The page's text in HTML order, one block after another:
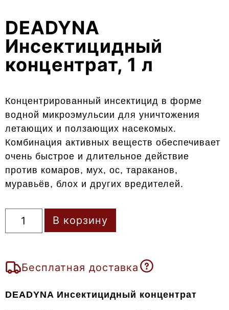
DEADYNA
Инсектицидный
концентрат, 1 л
Концентрированный инсектицид в форме
водной микроэмульсии для уничтожения
летающих и ползающих насекомых.
Комбинация активных веществ обеспечивает
очень быстрое и длительное действие
против комаров, мух, ос, тараканов,
муравьёв, блох и других вредителей.
В корзину
Бесплатная доставка
DEADYNA Инсектицидный концентрат